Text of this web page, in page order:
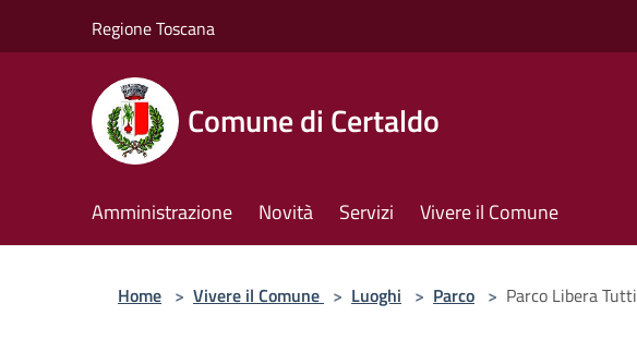
Regione Toscana
Comune di Certaldo
Amministrazione Novità Servizi Vivere il Comune
Home > Vivere il Comune > Luoghi > Parco > Parco Libera Tutti